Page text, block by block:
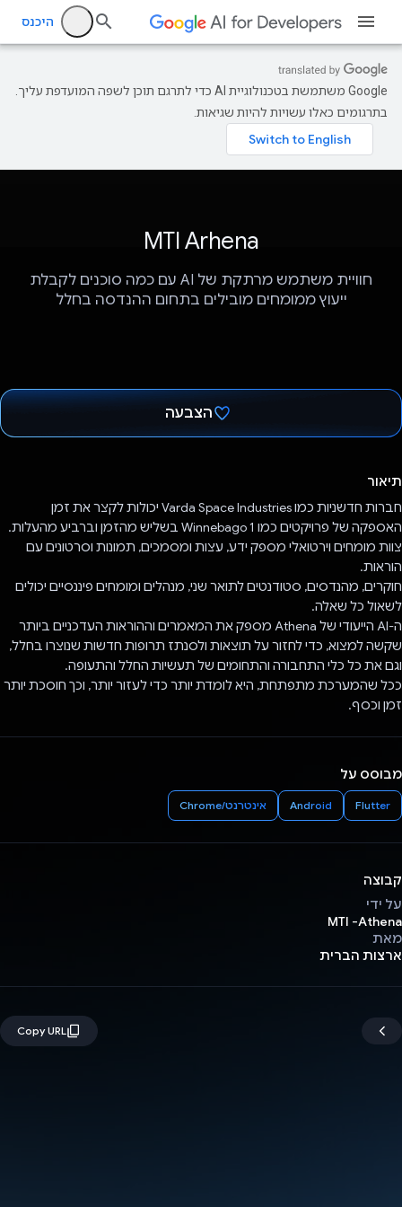
היכנס
‫Google משתמשת בטכנולוגיית AI כדי לתרגם תוכן לשפה המועדפת עליך.
בתרגומים כאלו עשויות להיות שגיאות.
MTI Arhena
חוויית משתמש מרתקת של AI עם כמה סוכנים לקבלת
ייעוץ ממומחים מובילים בתחום ההנדסה בחלל
הצבעה
תיאור
חברות חדשניות כמו Varda Space Industries יכולות לקצר את זמן
האספקה של פרויקטים כמו Winnebago 1 בשליש מהזמן וברביע מהעלות.
צוות מומחים וירטואלי מספק ידע, עצות ומסמכים, תמונות וסרטונים עם
הוראות.
חוקרים, מהנדסים, סטודנטים לתואר שני, מנהלים ומומחים פיננסיים יכולים
לשאול כל שאלה.
ה-AI הייעודי של Athena מספק את המאמרים וההוראות העדכניים ביותר
שקשה למצוא, כדי לחזור על תוצאות ולסנתז תרופות חדשות שנוצרו בחלל,
וגם את כל כלי התחבורה והתחומים של תעשיות החלל והתעופה.
ככל שהמערכת מתפתחת, היא לומדת יותר כדי לעזור יותר, וכך חוסכת יותר
זמן וכסף.
מבוסס על
Flutter
Android אינטרנט/Chrome
קבוצה
על ידי
MTI -Athena
מאת
ארצות הברית